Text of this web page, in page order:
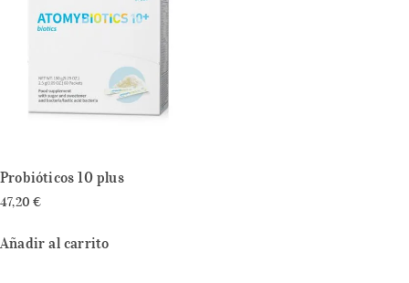
Probióticos 10 plus
47,20€
Añadir al carrito